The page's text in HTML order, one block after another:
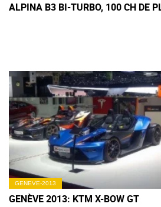
ALPINA B3 BI-TURBO, 100 CH DE
GENEVE-2013
GENÈVE 2013: KTM X-BOW GT